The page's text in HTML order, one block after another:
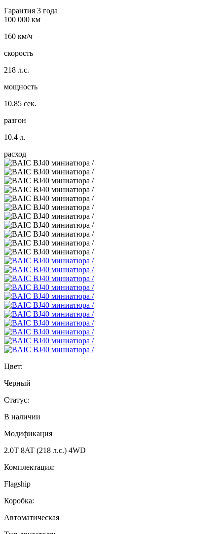
Гарантия 3 года
100 000 км
160 км/ч
скорость
218 л.с.
мощность
10.85 сек.
разгон
10.4 л.
расход
Цвет:
Черный
Статус:
В наличии
Модификация
2.0T 8AT (218 л.с.) 4WD
Комплектация:
Flagship
Коробка:
Автоматическая